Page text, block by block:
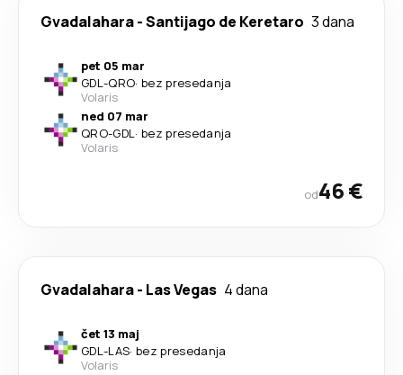
Gvadalahara-Santijago de Keretaro 3 dana
pet 05 mar
GDL-QRO· bez presedanja
Volaris
ned 07 mar
QRO-GDL· bez presedanja
Volaris
od46 €
Gvadalahara- Las Vegas 4 dana
čet 13 maj
GDL-LAS· bez presedanja
Volaris